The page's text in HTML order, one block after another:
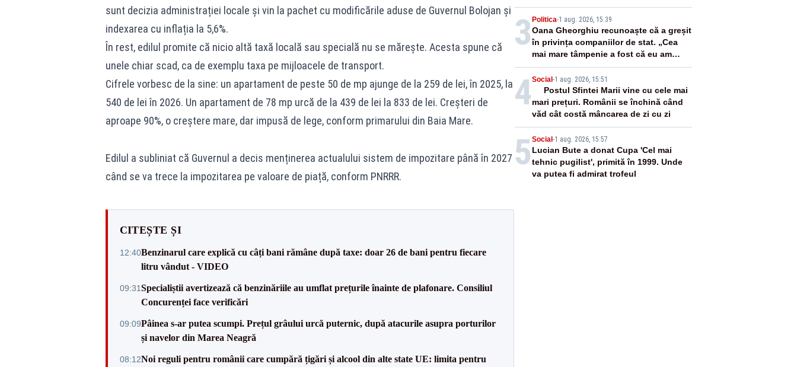
sunt decizia administrației locale și vin la pachet cu modificările aduse de Guvernul Bolojan și
indexarea cu inflația la 5,6%.
În rest, edilul promite că nicio altă taxă locală sau specială nu se mărește. Acesta spune că
unele chiar scad, ca de exemplu taxa pe mijloacele de transport.
Cifrele vorbesc de la sine: un apartament de peste 50 de mp ajunge de la 259 de lei, în 2025, la
540 de lei în 2026. Un apartament de 78 mp urcă de la 439 de lei la 833 de lei. Creșteri de
aproape 90%, o creștere mare, dar impusă de lege, conform primarului din Baia Mare.
Edilul a subliniat că Guvernul a decis menținerea actualului sistem de impozitare până în 2027
când se va trece la impozitarea pe valoare de piață, conform PNRRR.
CITEȘTE ȘI
12:40Benzinarul care explică cu câți bani rămâne după taxe: doar 26 de bani pentru fiecare
litru vândut - VIDEO
09:31Specialiștii avertizează că benzinăriile au umflat prețurile înainte de plafonare. Consiliul
Concurenței face verificări
09:09Pâinea s-ar putea scumpi. Prețul grâului urcă puternic, după atacurile asupra porturilor
și navelor din Marea Neagră
08:12Noi reguli pentru românii care cumpără țigări și alcool din alte state UE: limita pentru
închide în 4 zile
3 Politica-1 aug. 2026, 15:39
Oana Gheorghiu recunoaște că a greșit
în privința companiilor de stat. „Cea
mai mare tâmpenie a fost că eu am
crezut că lucrurile sunt deschise”
4Social-1 aug. 2026, 15:51
Postul Sfintei Marii vine cu cele mai
mari prețuri. Românii se închină când
văd cât costă mâncarea de zi cu zi
5 Social-1 aug. 2026, 15:57
Lucian Bute a donat Cupa 'Cel mai
tehnic pugilist', primită în 1999. Unde
va putea fi admirat trofeul